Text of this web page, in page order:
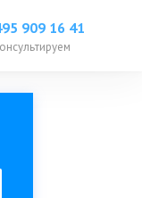
909 16 41